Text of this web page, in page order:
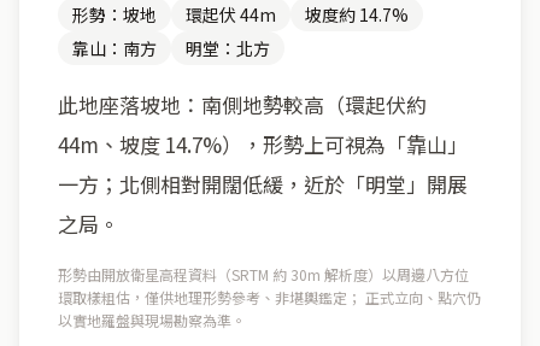
形勢：坡地 環起伏 44m
坡度約 14.7%
靠山：南方
明堂：北方
此地座落坡地：南側地勢較高（環起伏約
44m、坡度 14.7%），形勢上可視為「靠山」
一方；北側相對開闊低緩，近於「明堂」開展
之局。
形勢由開放衛星高程資料（SRTM 約 30m 解析度）以周邊八方位
環取樣粗估，僅供地理形勢參考、非堪輿鑑定； 正式立向、點穴仍
以實地羅盤與現場勘察為準。